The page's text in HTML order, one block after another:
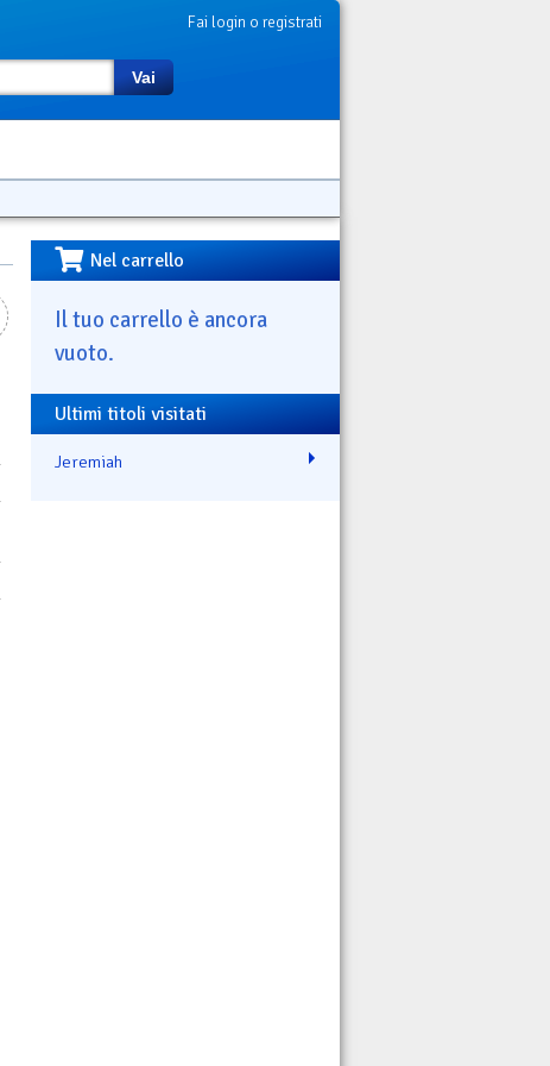
Fai login o registrati
Vai
Nel carrello
Il tuo carrello è ancora
vuoto.
Ultimi titoli visitati
Jeremiah